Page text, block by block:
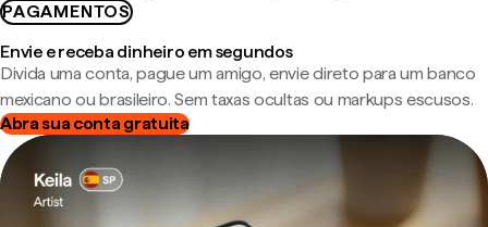
PAGAMENTOS
Envie e receba dinheiro em segundos
Divida uma conta, pague um amigo, envie direto para um banco
mexicano ou brasileiro. Sem taxas ocultas ou markups escusos.
Abra sua conta gratuita